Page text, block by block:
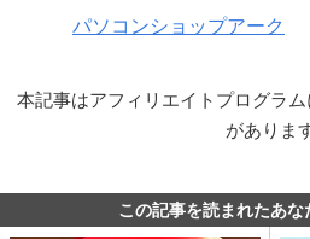
パソコンショップアーク
本記事はアフィリエイトプログラ
がありま
この記事を読まれたあな